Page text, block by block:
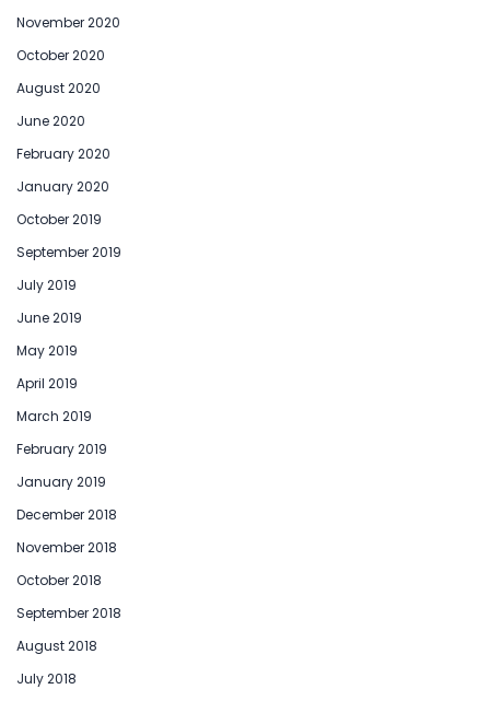
November 2020
October 2020
August 2020
June 2020
February 2020
January 2020
October 2019
September 2019
July 2019
June 2019
May 2019
April 2019
March 2019
February 2019
January 2019
December 2018
November 2018
October 2018
September 2018
August 2018
July 2018